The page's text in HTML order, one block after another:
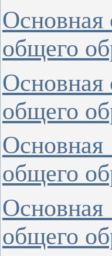
Основная
общего
Основная
общего
общего
общего